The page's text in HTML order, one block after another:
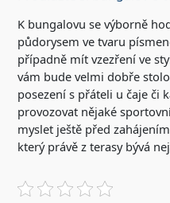
K bungalovu se výborně
půdorysem ve tvaru
případně mít vzezření ve
vám bude velmi dobře
posezení s přáteli u čaje či
provozovat nějaké
myslet ještě před
který právě z terasy bývá